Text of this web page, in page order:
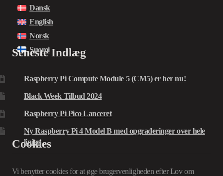
Dansk
English
Norsk
Suomi
Seneste Indlæg
Raspberry Pi Compute Module 5 (CM5) er her nu!
Black Week Tilbud 2024
Raspberry Pi Pico Lanceret
Ny Raspberry Pi 4 Model B med opgraderinger over hele
linjen
Cookies
Vi benytter cookies for at øge brugervenligheden efter Lov om